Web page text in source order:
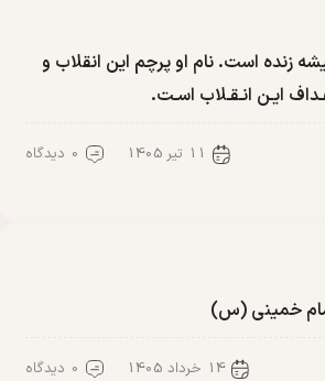
است. نام او پرچم این انقلاب و
ایـن انـقـلاب اسـت.
11 تیر 1405 0 دیدگاه
امام خمینی (س)
14 خرداد 1405 0 دیدگاه